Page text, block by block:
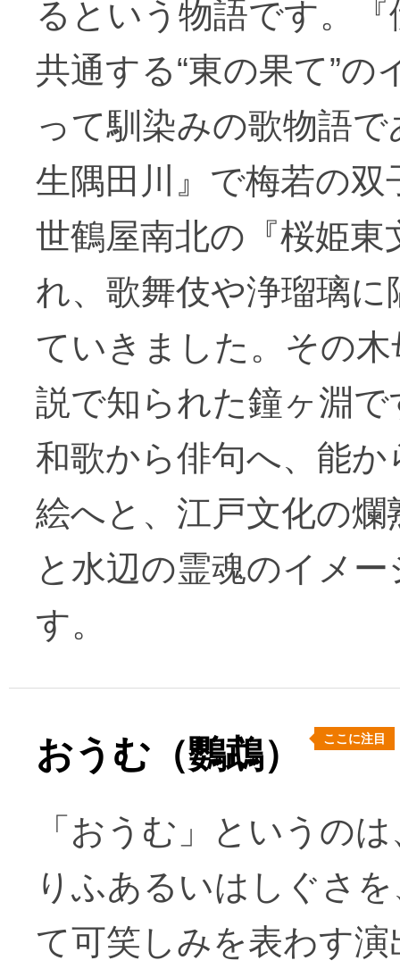
るという物語です。
共通する“東の果て”
って馴染みの歌物語
生隅田川』で梅若の
世鶴屋南北の『桜姫
れ、歌舞伎や浄瑠璃
ていきました。その
説で知られた鐘ヶ淵
和歌から俳句へ、能
絵へと、江戸文化の
と水辺の霊魂のイメ
す。
おうむ（鸚鵡） ここに注目
「おうむ」というの
りふあるいはしぐさ
て可笑しみを表わす